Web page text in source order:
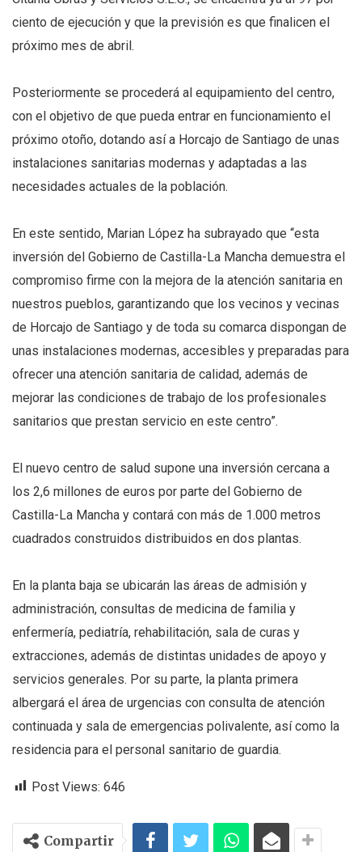
ciento de ejecución y que la previsión es que finalicen el
próximo mes de abril.
Posteriormente se procederá al equipamiento del centro,
con el objetivo de que pueda entrar en funcionamiento el
próximo otoño, dotando así a Horcajo de Santiago de unas
instalaciones sanitarias modernas y adaptadas a las
necesidades actuales de la población.
En este sentido, Marian López ha subrayado que “esta
inversión del Gobierno de Castilla-La Mancha demuestra el
compromiso firme con la mejora de la atención sanitaria en
nuestros pueblos, garantizando que los vecinos y vecinas
de Horcajo de Santiago y de toda su comarca dispongan de
unas instalaciones modernas, accesibles y preparadas para
ofrecer una atención sanitaria de calidad, además de
mejorar las condiciones de trabajo de los profesionales
sanitarios que prestan servicio en este centro”.
El nuevo centro de salud supone una inversión cercana a
los 2,6 millones de euros por parte del Gobierno de
Castilla-La Mancha y contará con más de 1.000 metros
cuadrados construidos distribuidos en dos plantas.
En la planta baja se ubicarán las áreas de admisión y
administración, consultas de medicina de familia y
enfermería, pediatría, rehabilitación, sala de curas y
extracciones, además de distintas unidades de apoyo y
servicios generales. Por su parte, la planta primera
albergará el área de urgencias con consulta de atención
continuada y sala de emergencias polivalente, así como la
residencia para el personal sanitario de guardia.
Post Views: 646
Compartir